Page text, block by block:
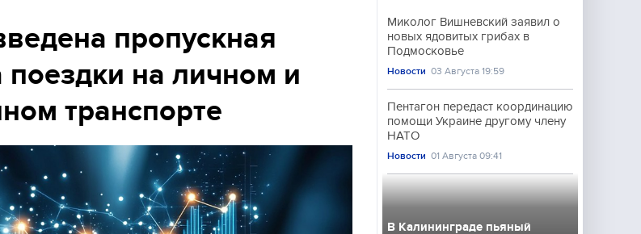
Происшествия
пропускная
поездки на личном и
транспорте
Миколог Вишневский заявил о
новых ядовитых грибах в
Подмосковье
Новости 03 Августа 19:59
Пентагон передаст координацию
помощи Украине другому члену
НАТО
Новости 01 Августа 09:41
В Калининграде пьяный